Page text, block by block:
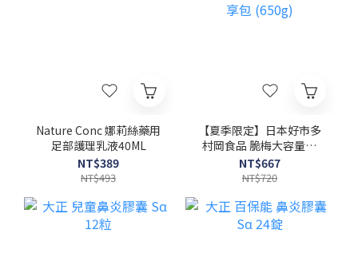
Nature Conc 娜莉絲藥用
足部護理乳液40ML
NT$389
NT$493
【夏季限定】日本好市多
村岡食品 脆梅大容量分
享包 (650g)
NT$667
NT$720